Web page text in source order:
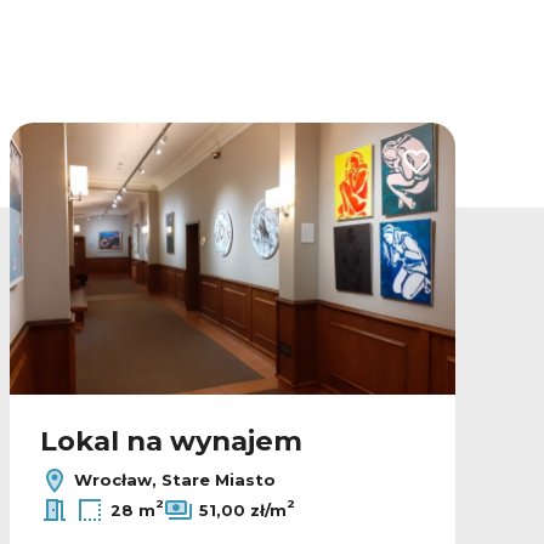
Dodaj do
Lokal na wynajem
Wrocław, Stare Miasto
28 m2 51,00 zł/m2